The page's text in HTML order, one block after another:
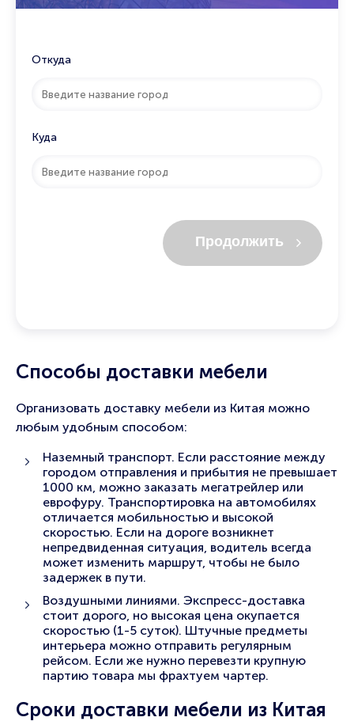
Откуда
Куда
Продолжить
Способы доставки мебели
Организовать доставку мебели из Китая можно
любым удобным способом:
Наземный транспорт. Если расстояние между
городом отправления и прибытия не превышает
1000 км, можно заказать мегатрейлер или
еврофуру. Транспортировка на автомобилях
отличается мобильностью и высокой
скоростью. Если на дороге возникнет
непредвиденная ситуация, водитель всегда
может изменить маршрут, чтобы не было
задержек в пути.
Воздушными линиями. Экспресс-доставка
стоит дорого, но высокая цена окупается
скоростью (1-5 суток). Штучные предметы
интерьера можно отправить регулярным
рейсом. Если же нужно перевезти крупную
партию товара мы фрахтуем чартер.
Сроки доставки мебели из Китая